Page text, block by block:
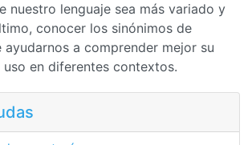
nuestro lenguaje sea más variado y
conocer los sinónimos de
ayudarnos a comprender mejor su
en diferentes contextos.